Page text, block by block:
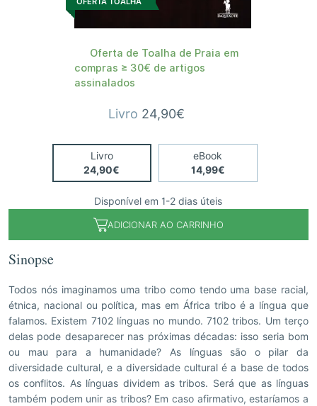
Oferta de Toalha de Praia em
compras ≥ 30€ de artigos
assinalados
Livro 24,90€
Livro
24,90€
eBook
14,99€
Disponível em 1-2 dias úteis
ADICIONAR AO CARRINHO
Sinopse
Todos nós imaginamos uma tribo como tendo uma base racial,
étnica, nacional ou política, mas em África tribo é a língua que
falamos. Existem 7102 línguas no mundo. 7102 tribos. Um terço
delas pode desaparecer nas próximas décadas: isso seria bom
ou mau para a humanidade? As línguas são o pilar da
diversidade cultural, e a diversidade cultural é a base de todos
os conflitos. As línguas dividem as tribos. Será que as línguas
também podem unir as tribos? Em caso afirmativo, estaríamos a